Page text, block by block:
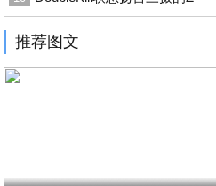
推荐图文